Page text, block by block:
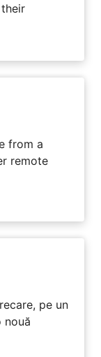
from a
remote
pe un
nouă